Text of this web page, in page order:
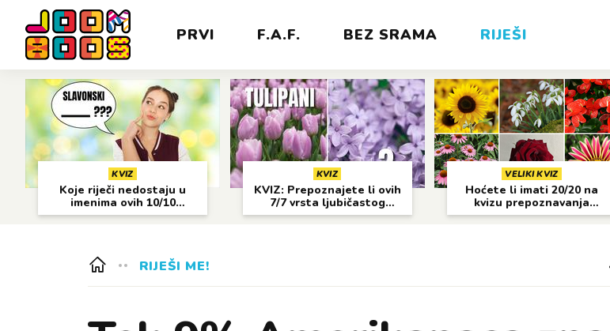
PRVI F.A.F. BEZ SRAMA RIJEŠI
KVIZ
Koje riječi nedostaju u
imenima ovih 10/10
gradova?
KVIZ
KVIZ: Prepoznajete li ovih
7/7 vrsta ljubičastog
cvijeća?
VELIKI KVIZ
Hoćete li imati 20/20 na
kvizu prepoznavanja
cvijeća?
RIJEŠI ME!